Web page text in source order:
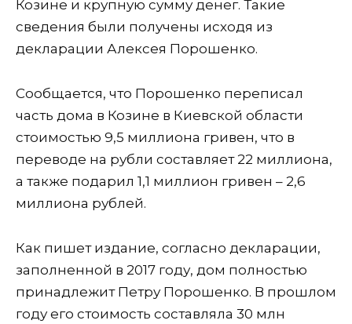
Козине и крупную сумму денег. Такие
сведения были получены исходя из
декларации Алексея Порошенко.
Сообщается, что Порошенко переписал
часть дома в Козине в Киевской области
стоимостью 9,5 миллиона гривен, что в
переводе на рубли составляет 22 миллиона,
а также подарил 1,1 миллион гривен – 2,6
миллиона рублей.
Как пишет издание, согласно декларации,
заполненной в 2017 году, дом полностью
принадлежит Петру Порошенко. В прошлом
году его стоимость составляла 30 млн